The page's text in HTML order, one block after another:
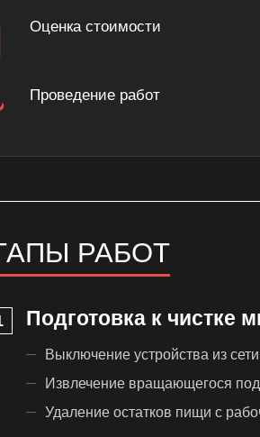
Оценка стоимости
Проведение работ
РАБОТ
Подготовка к чистке
Выключение устройства из
Извлечение вращающегося
Удаление остатков пищи с